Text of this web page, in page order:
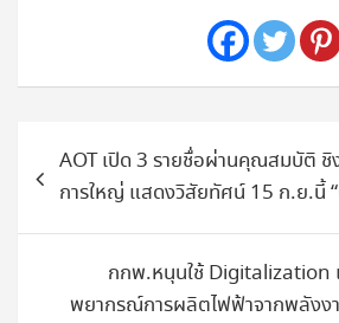
เรื่องAOT เปิด 3 รายชื่อผ่านคุณสมบัติ
การใหญ่ แสดงวิสัยทัศน์ 15 ก.ย.นี้ “
กกพ.หนุนใช้ Digitalization
พยากรณ์การผลิตไฟฟ้าจากพลังง